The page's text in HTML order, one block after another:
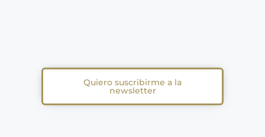
Quiero suscribirme a la
newsletter